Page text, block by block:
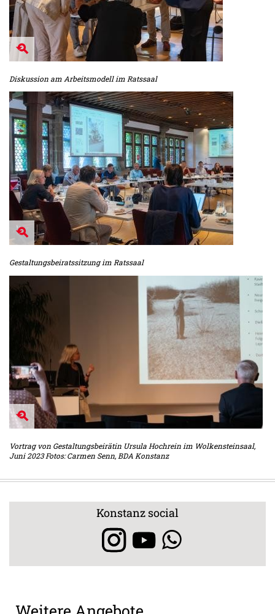
Diskussion am Arbeitsmodell im Ratssaal
Gestaltungsbeiratssitzung im Ratssaal
Vortrag von Gestaltungsbeirätin Ursula Hochrein im Wolkensteinsaal,
Juni 2023 Fotos: Carmen Senn, BDA Konstanz
Konstanz social